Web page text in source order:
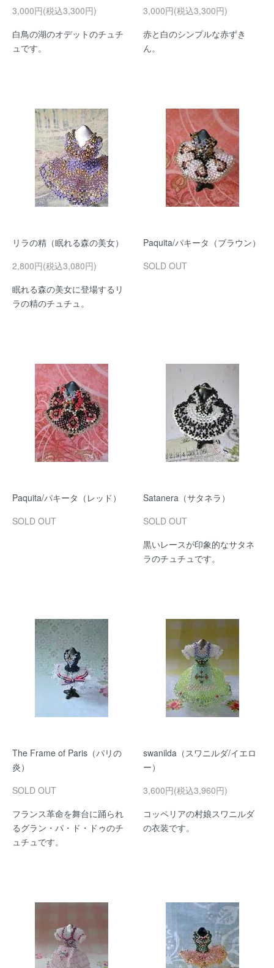
3,000円(税込3,300円)
白鳥の湖のオデットのチュチ
ュです。
3,000円(税込3,300円)
赤と白のシンプルな赤ずき
ん。
リラの精（眠れる森の美女）
2,800円(税込3,080円)
眠れる森の美女に登場するリ
ラの精のチュチュ。
Paquita/パキータ（ブラウン）
SOLD OUT
Paquita/パキータ（レッド）
SOLD OUT
Satanera（サタネラ）
SOLD OUT
黒いレースが印象的なサタネ
ラのチュチュです。
The Frame of Paris（パリの
炎）
SOLD OUT
フランス革命を舞台に踊られ
るグラン・パ・ド・ドゥのチ
ュチュです。
swanilda（スワニルダ/イエロ
ー）
3,600円(税込3,960円)
コッペリアの村娘スワニルダ
の衣装です。